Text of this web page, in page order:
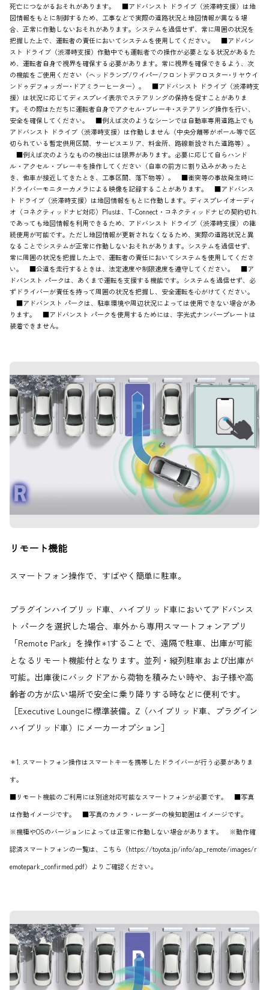
死亡につながるおそれがあります。 ■アドバンスト ドライブ（渋滞時支援）は地
図情報をもとに制御するため、工事などで実際の道路状況と地図情報が異なる場
合、正常に作動しないおそれがあります。システムを過信せず、常に周囲の状況を
把握した上で、運転者の責任においてシステムを使用してください。 ■アドバン
スト ドライブ（渋滞時支援）作動中でも運転者での操作が必要となる状況があるた
め、運転者自身で視界を確保する必要があります。常に視界を確保できるよう、次
の機能をご使用ください（ヘッドランプ/ワイパー/フロントデフロスター･リヤウイ
ンドゥデフォッガー･ドアミラーヒーター）。 ■アドバンスト ドライブ（渋滞時支
援）は状況に応じてディスプレイ表示でステアリングの保持を促すことがありま
す。その際はただちに運転者自身でアクセル･ブレーキ･ステアリング操作を行い、
安全を確保してください。 ■例えば次のようなシーンでは自動車専用道路上でも
アドバンスト ドライブ（渋滞時支援）は作動しません（中央分離帯がポール等で区
切られている暫定供用区間、サービスエリア、料金所、路線新設された道路等）。
■例えば次のようなものの検出には限界があります。必要に応じて自らハンド
ル・アクセル・ブレーキを操作してください（自車の前方に割り込みがあったと
き、他車が接近してきたとき、工事区間、落下物等）。 ■衝突等の事故発生時に
ドライバーモニターカメラによる映像を記録することがあります。 ■アドバンス
ト ドライブ（渋滞時支援）は地図情報をもとに作動します。ディスプレイオーディ
オ（コネクティッドナビ対応）Plusは、T-Connect・コネクティッドナビの契約切れ
であっても地図情報を利用できるため、アドバンスト ドライブ（渋滞時支援）の継
続使用が可能です。ただし地図情報が更新されなくなるため、実際の道路状況と異
なることでシステムが正常に作動しないおそれがあります。システムを過信せず、
常に周囲の状況を把握した上で、運転者の責任においてシステムを使用してくださ
い。 ■公道を走行するときは、法定速度や制限速度を遵守してください。 ■ア
ドバンスト パークは、あくまで運転を支援する機能です。システムを過信せず、必
ずドライバーが責任を持って周囲の状況を把握し、安全運転を心がけてください。
■アドバンスト パークは、駐車環境や周辺状況によっては使用できない場合があ
ります。 ■アドバンスト パークを使用するためには、字光式ナンバープレートは
装着できません。
リモート機能
スマートフォン操作で、すばやく簡単に駐車。
プラグインハイブリッド車、ハイブリッド車においてアドバンス
ト パークを選択した場合、車外から専用スマートフォンアプリ
「Remote Park」を操作＊1することで、遠隔で駐車、出庫が可能
となるリモート機能付となります。並列・縦列駐車および出庫が
可能。出庫後にバックドアから荷物を積みたい時や、お子様や高
齢者の方が広い場所で安全に乗り降りする時などに便利です。
［Executive Loungeに標準装備。Z（ハイブリッド車、プラグイン
ハイブリッド車）にメーカーオプション］
＊1. スマートフォン操作はスマートキーを携帯したドライバーが行う必要がありま
す。
■リモート機能のご利用には別途対応可能なスマートフォンが必要です。 ■写真
は作動イメージです。 ■写真のカメラ・レーダーの検知範囲はイメージです。
※機種やOSのバージョンによっては正常に作動しない場合があります。 ※動作確
認済スマートフォンの一覧は、こちら（https://toyota.jp/info/ap_remote/images/r
emotepark_confirmed.pdf）よりご確認ください。